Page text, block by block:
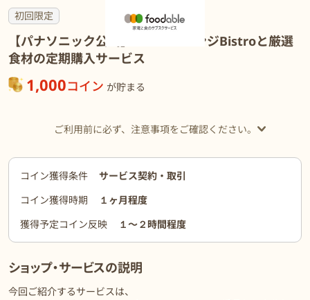
初回限定
【パナソニック公式】オーブンレンジBistroと厳選
食材の定期購入サービス
1,000コイン が貯まる
ご利用前に必ず、注意事項をご確認ください。
コイン獲得条件
サービス契約・取引
コイン獲得時期
１ヶ月程度
獲得予定コイン反映
１〜２時間程度
ショップ・サービスの説明
今回ご紹介するサービスは、